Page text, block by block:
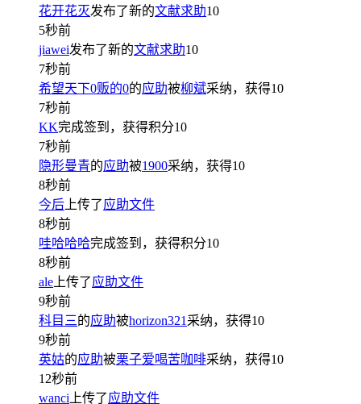
花开花灭发布了新的文献求助10
5秒前
jiawei发布了新的文献求助10
7秒前
希望天下0贩的0的应助被柳斌采纳，获得10
7秒前
KK完成签到，获得积分10
7秒前
隐形曼青的应助被1900采纳，获得10
8秒前
今后上传了 应助文件
8秒前
哇哈哈哈完成签到，获得积分10
8秒前
ale上传了 应助文件
9秒前
科目三的应助被horizon321采纳，获得10
9秒前
英姑的应助被栗子爱喝苦咖啡采纳，获得10
12秒前
wanci上传了 应助文件